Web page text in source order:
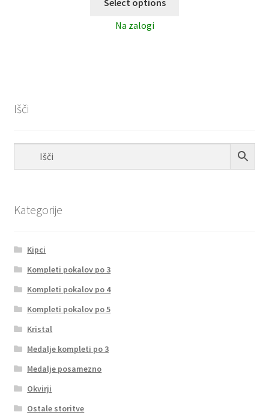
Na zalogi
Išči
Kategorije
Kipci
Kompleti pokalov po 3
Kompleti pokalov po 4
Kompleti pokalov po 5
Kristal
Medalje kompleti po 3
Medalje posamezno
Okvirji
Ostale storitve